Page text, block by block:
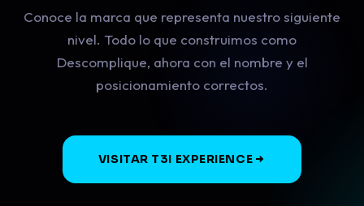
Conoce la marca que representa nuestro siguiente
nivel. Todo lo que construimos como
Descomplique, ahora con el nombre y el
posicionamiento correctos.
VISITAR T3I EXPERIENCE